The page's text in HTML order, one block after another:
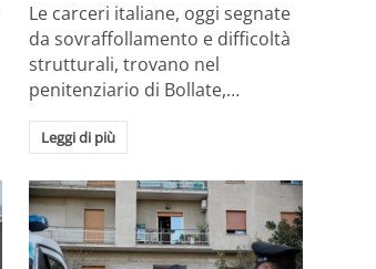
Le carceri italiane, oggi segnate
da sovraffollamento e difficoltà
strutturali, trovano nel
penitenziario di Bollate,…
Leggi di più